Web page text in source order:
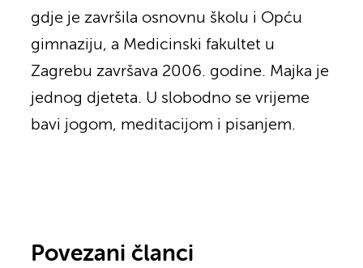
gdje je završila osnovnu školu i Opću
gimnaziju, a Medicinski fakultet u
Zagrebu završava 2006. godine. Majka je
jednog djeteta. U slobodno se vrijeme
bavi jogom, meditacijom i pisanjem.
Povezani članci